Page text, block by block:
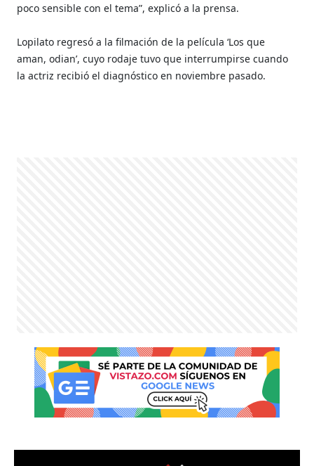
poco sensible con el tema”, explicó a la prensa.
Lopilato regresó a la filmación de la película ‘Los que
aman, odian’, cuyo rodaje tuvo que interrumpirse cuando
la actriz recibió el diagnóstico en noviembre pasado.